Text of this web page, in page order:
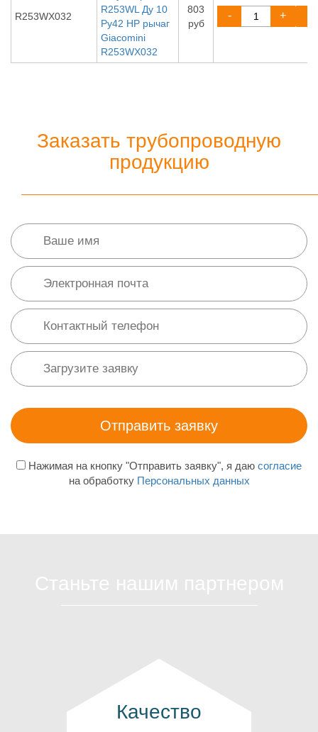
R253WX032
R253WL Ду 10
Ру42 НР рычаг
Giacomini
R253WX032
803
руб
- +
Заказать трубопроводную
продукцию
Нажимая на кнопку "Отправить заявку", я даю согласие
на обработку Персональных данных
Качество